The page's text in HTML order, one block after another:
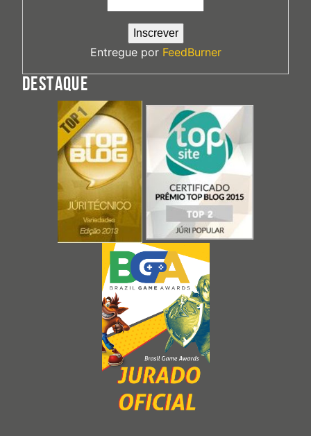
Entregue por FeedBurner
DESTAQUE